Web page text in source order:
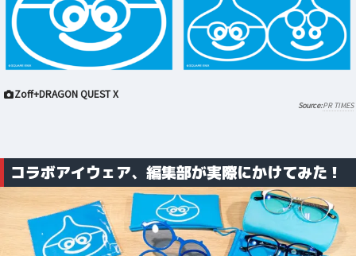
Zoff+DRAGON QUEST X
PR TIMES
コラボアイウェア、編集部が実際にかけてみた！